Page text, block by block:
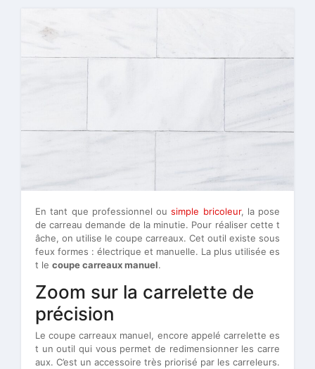
En tant que professionnel ousimple bricoleur, la pose
de carreau demande de la minutie. Pour réaliser cette t
âche, on utilise le coupe carreaux. Cet outil existe sous
feux formes : électrique et manuelle. La plus utilisée es
t le coupe carreaux manuel.
Zoom sur la carrelette de
précision
Le coupe carreaux manuel, encore appelé carrelette es
t un outil qui vous permet de redimensionner les carre
aux. C’est un accessoire très priorisé par les carreleurs.